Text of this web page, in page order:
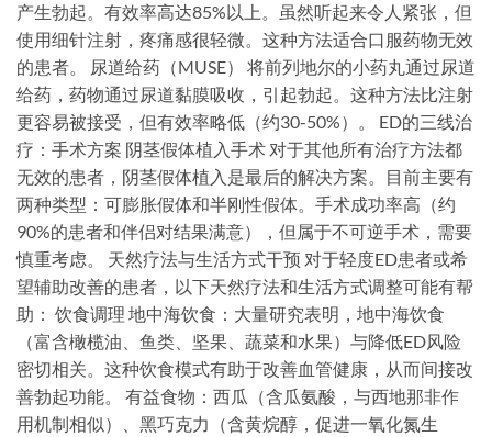
产生勃起。有效率高达85%以上。虽然听起来令人紧张，但
使用细针注射，疼痛感很轻微。这种方法适合口服药物无效
的患者。 尿道给药（MUSE） 将前列地尔的小药丸通过尿道
给药，药物通过尿道黏膜吸收，引起勃起。这种方法比注射
更容易被接受，但有效率略低（约30-50%）。 ED的三线治
疗：手术方案 阴茎假体植入手术 对于其他所有治疗方法都
无效的患者，阴茎假体植入是最后的解决方案。目前主要有
两种类型：可膨胀假体和半刚性假体。手术成功率高（约
90%的患者和伴侣对结果满意），但属于不可逆手术，需要
慎重考虑。 天然疗法与生活方式干预 对于轻度ED患者或希
望辅助改善的患者，以下天然疗法和生活方式调整可能有帮
助： 饮食调理 地中海饮食：大量研究表明，地中海饮食
（富含橄榄油、鱼类、坚果、蔬菜和水果）与降低ED风险
密切相关。这种饮食模式有助于改善血管健康，从而间接改
善勃起功能。 有益食物：西瓜（含瓜氨酸，与西地那非作
用机制相似）、黑巧克力（含黄烷醇，促进一氧化氮生